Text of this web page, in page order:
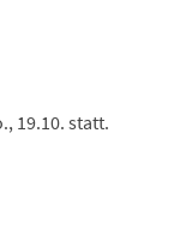
19.10. statt.